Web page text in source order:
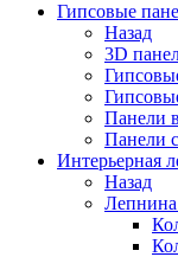
Гипсовые
Назад
3D
Панели
Панели
Интерьерная
Назад